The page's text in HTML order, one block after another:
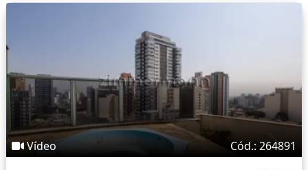
Vídeo Cód.: 264891